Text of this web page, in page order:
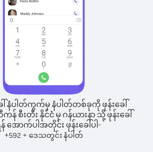
ေါ်နံပါတ်ကွက်မှ နံပါတ်တစ်ခုကို ဖုန်းခေါ်
န် စီးတီး နိုင်ငံ မှ ဂန်ယားနာ သို့ ဖုန်းခေါ်
အောက်ပါအတိုင်း ဖုန်းခေါ်ပါ-
+592+ ဒေသတွင်း နံပါတ်